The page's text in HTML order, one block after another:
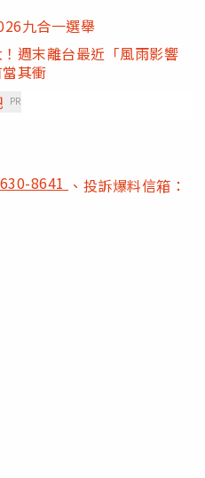
九合一選舉
週末離台最近「風雨影響
其衝
PR
8641 、投訴爆料信箱：